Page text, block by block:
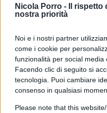
Nicola Porro -
Il
nostra priorità
Noi e i nostri partner
come i cookie per
funzionalità per social media
Facendo clic di seguito si
tecnologia. Puoi cambiare
consenso in qualsiasi
Please note that this
#SILVIO BERLUSCONI
SEDUTE
Vignetta del